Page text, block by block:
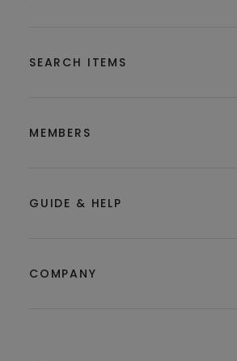
SEARCH ITEMS
MEMBERS
GUIDE & HELP
COMPANY